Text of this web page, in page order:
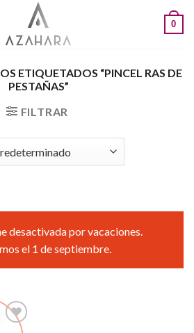
0
ETIQUETADOS “PINCEL RAS DE
PESTAÑAS”
FILTRAR
desactivada por vacaciones.
el 1 de septiembre.